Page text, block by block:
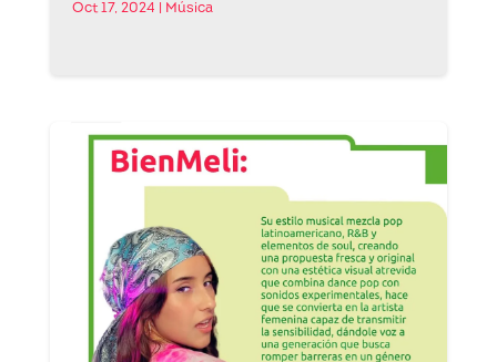
Oct 17, 2024 Música